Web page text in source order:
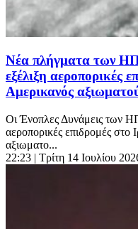
Νέα πλήγματα των
εξέλιξη αεροπορικές
Αμερικανός
Oι Ένοπλες Δυνάμεις των
αεροπορικές επιδρομές στο
αξιωματο...
22:23 | Τρίτη 14 Ιουλίου